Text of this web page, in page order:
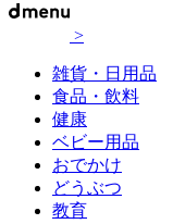
>
雑貨・日用品
食品・飲料
健康
ベビー用品
おでかけ
どうぶつ
教育